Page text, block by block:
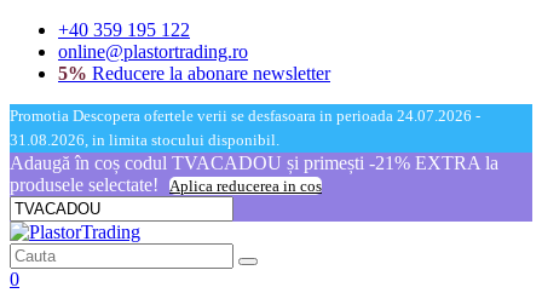
+40 359 195 122
online@plastortrading.ro
5% Reducere la abonare newsletter
Promotia Descopera ofertele verii se desfasoara in perioada 24.07.2026 -
31.08.2026, in limita stocului disponibil.
Adaugă în coș codul TVACADOU și primești -21% EXTRA la
produsele selectate!
Aplica reducerea in cos
0